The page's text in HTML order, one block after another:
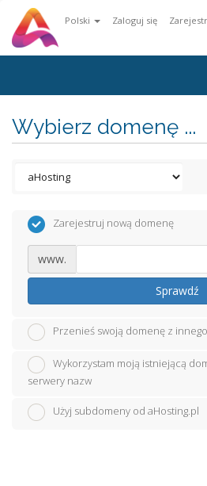
Polski Zaloguj się
Wybierz domenę ...
Zarejestruj nową domenę
www.
Sprawdź
Przenieś swoją domenę z
Wykorzystam moją istniejącą
serwery nazw
Użyj subdomeny od aHosting.pl